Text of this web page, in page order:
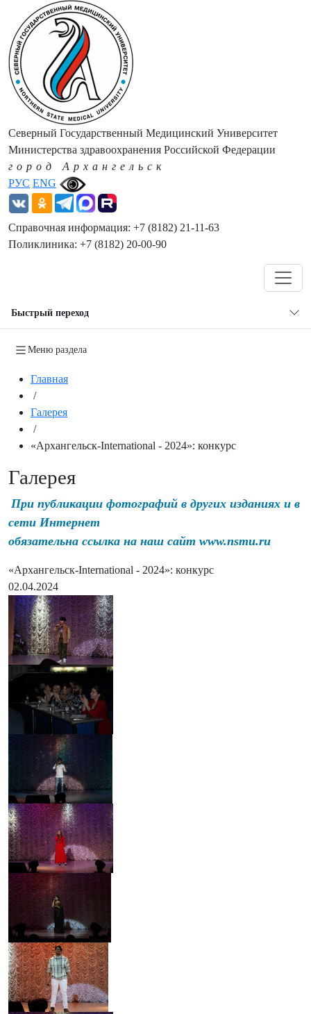
РУС ENG
Северный Государственный Медицинский Университет
Министерства здравоохранения Российской Федерации
город Архангельск
Справочная информация: +7 (8182) 21-11-63
Поликлиника: +7 (8182) 20-00-90
Быстрый переход
Меню раздела
Главная
/
Галерея
/
«Архангельск-International - 2024»: конкурс
Галерея
При публикации фотографий в других изданиях и в
сети Интернет
обязательна ссылка на наш сайт www.nsmu.ru
«Архангельск-International - 2024»: конкурс
02.04.2024